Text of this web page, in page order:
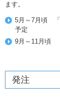
ます。
5月～7月頃 「
予定
9月～11月頃
発注